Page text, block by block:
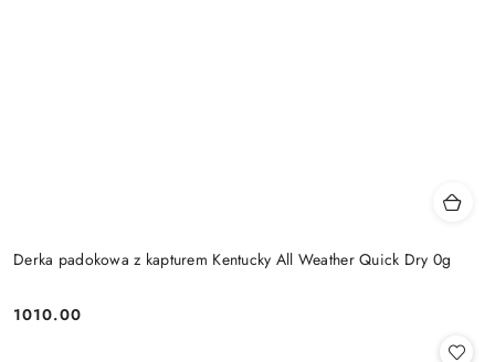
Derka padokowa z kapturem Kentucky All Weather Quick Dry 0g
Cena:
1010.00